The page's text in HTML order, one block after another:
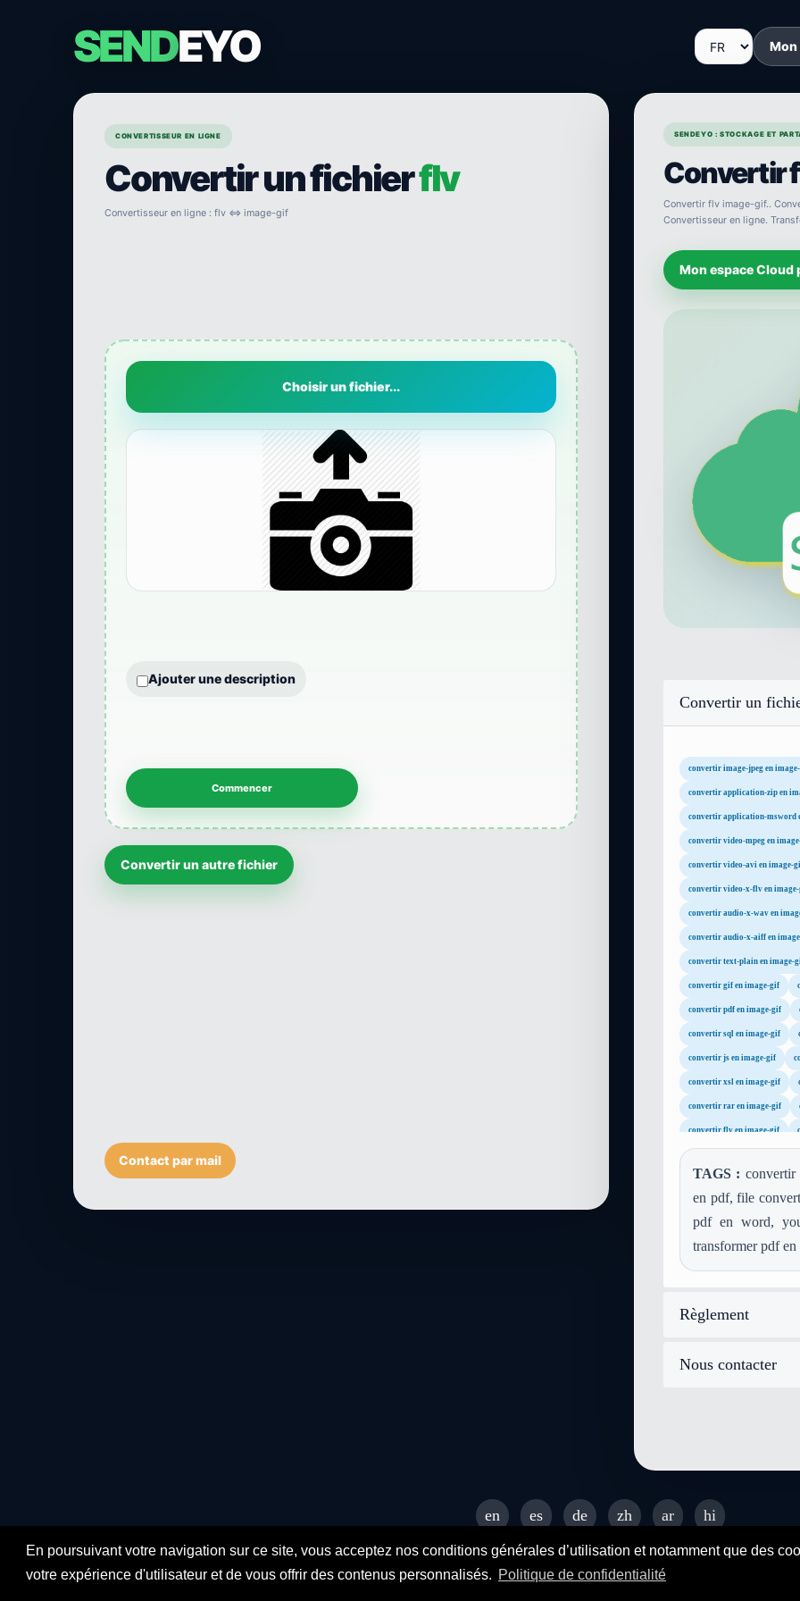
En poursuivant votre navigation sur ce site, vous acceptez nos conditions générales d’utilisation et notamment que des
votre expérience d'utilisateur et de vous offrir des contenus personnalisés. Politique de confidentialité
SENDEYO Mon
CONVERTISSEUR EN LIGNE
Convertir un fichierflv
Convertisseur en ligne : flv ⇔ image-gif
Choisir un fichier...
Ajouter une description
Convertir un autre fichier
Contact par mail
SENDEYO : STOCKAGE ET
Convertir
Convertir flv image-gif..
Convertisseur en ligne.
Mon espace Cloud
Convertir un
convertir image-jpeg en
convertir application-zip en
convertir application-msword
convertir video-mpeg en
convertir video-avi en image-
convertir video-x-flv en
convertir audio-x-wav en
convertir audio-x-aiff en
convertir text-plain en image-
convertir gif en image-gif
convertir pdf en image-gif
convertir sql en image-gif
convertir js en image-gif
convertir xsl en image-gif
convertir rar en image-gif
convertir flv en image-gif
convertir mp3 en image-gif
convertir mid en image-gif
convertir aiff en image-gif
convertir webp en image-gif
TAGS : convertir
en pdf, file
pdf en word,
transformer pdf
Règlement
Nous contacter
en es de zh ar
hi
© 2026 SENDEYO - All rights reserved